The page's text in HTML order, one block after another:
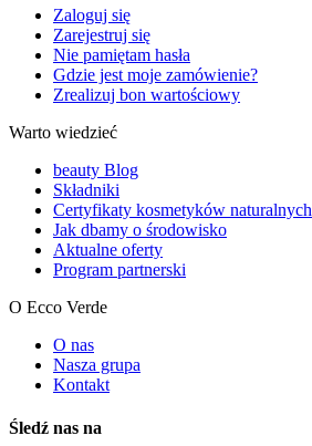
Zaloguj się
Zarejestruj się
Nie pamiętam hasła
Gdzie jest moje zamówienie?
Zrealizuj bon wartościowy
Warto wiedzieć
beauty Blog
Składniki
Certyfikaty kosmetyków naturalnych
Jak dbamy o środowisko
Aktualne oferty
Program partnerski
O Ecco Verde
O nas
Nasza grupa
Kontakt
Śledź nas na